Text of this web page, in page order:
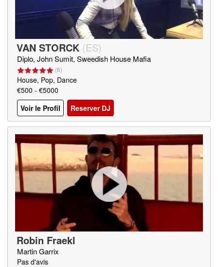
VAN STORCK (ES)
Diplo, John Sumit, Sweedish House Mafia
(6)
House, Pop, Dance
€500 - €5000
Voir le Profil
Reserver DJ
Robin Fraekl
Martin Garrix
Pas d'avis